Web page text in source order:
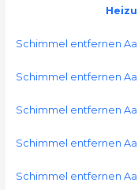
Schimmel entfernen
Schimmel entfernen
Schimmel entfernen
Schimmel entfernen
Schimmel entfernen